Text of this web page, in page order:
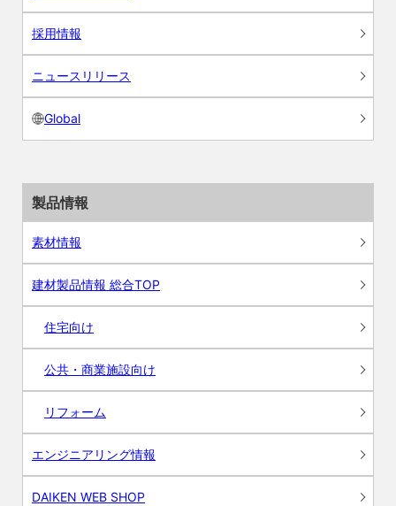
採用情報
ニュースリリース
Global
製品情報
素材情報
建材製品情報 総合TOP
住宅向け
公共・商業施設向け
リフォーム
エンジニアリング情報
DAIKEN WEB SHOP